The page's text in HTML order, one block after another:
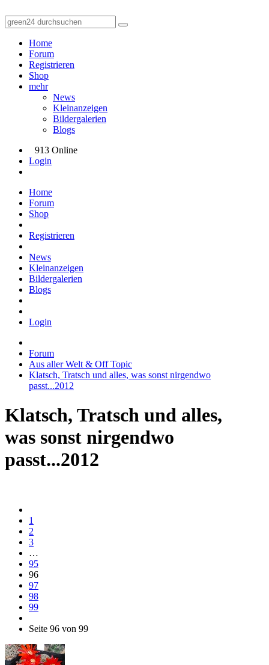
Home
Forum
Registrieren
Shop
mehr
News
Kleinanzeigen
Bildergalerien
Blogs
913 Online
Login
Home
Forum
Shop
Registrieren
News
Kleinanzeigen
Bildergalerien
Blogs
Login
Forum
Aus aller Welt & Off Topic
Klatsch, Tratsch und alles, was sonst nirgendwo
passt...2012
Klatsch, Tratsch und alles,
was sonst nirgendwo
passt...2012
1
2
3
…
95
96
97
98
99
Seite 96 von 99